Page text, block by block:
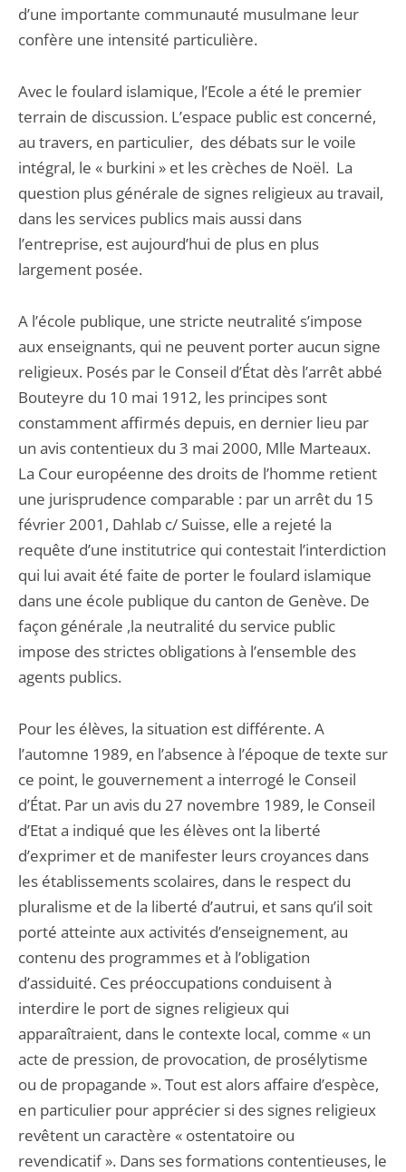
d’une importante communauté musulmane leur
confère une intensité particulière.
Avec le foulard islamique, l’Ecole a été le premier
terrain de discussion. L’espace public est concerné,
au travers, en particulier, des débats sur le voile
intégral, le « burkini » et les crèches de Noël. La
question plus générale de signes religieux au travail,
dans les services publics mais aussi dans
l’entreprise, est aujourd’hui de plus en plus
largement posée.
A l’école publique, une stricte neutralité s’impose
aux enseignants, qui ne peuvent porter aucun signe
religieux. Posés par le Conseil d’État dès l’arrêt abbé
Bouteyre du 10 mai 1912, les principes sont
constamment affirmés depuis, en dernier lieu par
un avis contentieux du 3 mai 2000, Mlle Marteaux.
La Cour européenne des droits de l’homme retient
une jurisprudence comparable : par un arrêt du 15
février 2001, Dahlab c/ Suisse, elle a rejeté la
requête d’une institutrice qui contestait l’interdiction
qui lui avait été faite de porter le foulard islamique
dans une école publique du canton de Genève. De
façon générale ,la neutralité du service public
impose des strictes obligations à l’ensemble des
agents publics.
Pour les élèves, la situation est différente. A
l’automne 1989, en l’absence à l’époque de texte sur
ce point, le gouvernement a interrogé le Conseil
d’État. Par un avis du 27 novembre 1989, le Conseil
d’Etat a indiqué que les élèves ont la liberté
d’exprimer et de manifester leurs croyances dans
les établissements scolaires, dans le respect du
pluralisme et de la liberté d’autrui, et sans qu’il soit
porté atteinte aux activités d’enseignement, au
contenu des programmes et à l’obligation
d’assiduité. Ces préoccupations conduisent à
interdire le port de signes religieux qui
apparaîtraient, dans le contexte local, comme « un
acte de pression, de provocation, de prosélytisme
ou de propagande ». Tout est alors affaire d’espèce,
en particulier pour apprécier si des signes religieux
revêtent un caractère « ostentatoire ou
revendicatif ». Dans ses formations contentieuses, le